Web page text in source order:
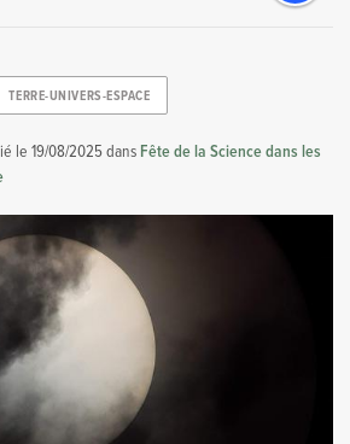
TERRE-UNIVERS-ESPACE
le19/08/2025dans Fête de la Science dans les